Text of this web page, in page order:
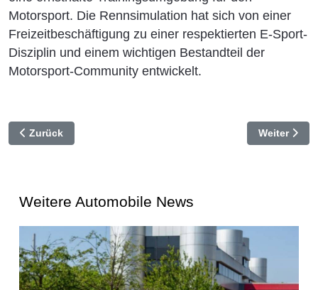
Motorsport. Die Rennsimulation hat sich von einer
Freizeitbeschäftigung zu einer respektierten E-Sport-
Disziplin und einem wichtigen Bestandteil der
Motorsport-Community entwickelt.
Vorheriger Beitrag: Porsche-Highlights im Automuseum
Zurück Nächster
Weiter
Weitere Automobile News